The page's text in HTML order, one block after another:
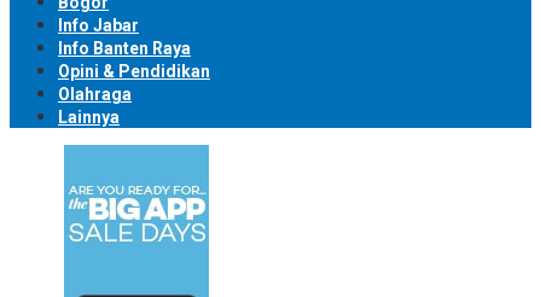
Info Jabar
Info Banten Raya
Opini & Pendidikan
Olahraga
Lainnya